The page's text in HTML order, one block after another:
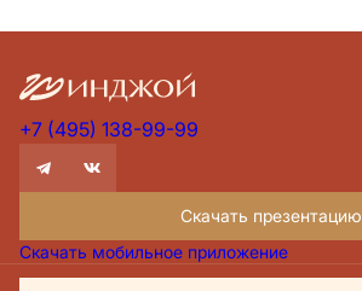
+7 (495) 138-99-99
Скачать презентацию
Скачать мобильное приложение